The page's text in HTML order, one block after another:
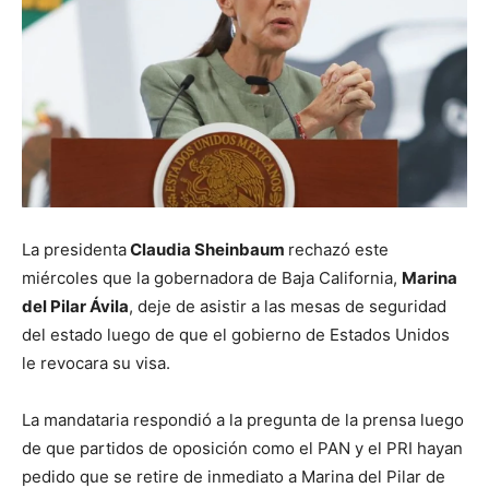
La presidentaClaudia Sheinbaum rechazó este
miércoles que la gobernadora de Baja California, Marina
del Pilar Ávila, deje de asistir a las mesas de seguridad
del estado luego de que el gobierno de Estados Unidos
le revocara su visa.
La mandataria respondió a la pregunta de la prensa luego
de que partidos de oposición como el PAN y el PRI hayan
pedido que se retire de inmediato a Marina del Pilar de